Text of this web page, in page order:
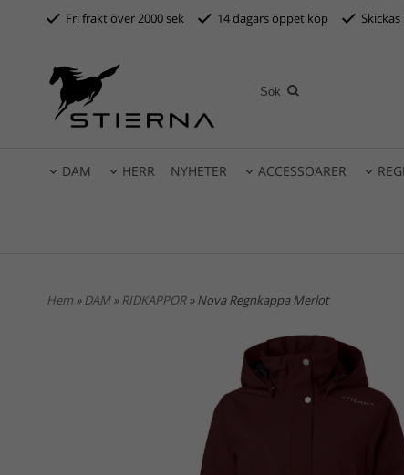
Fri frakt över 2000 sek 14 dagars öppet köp S
DAM HERR NYHETER ACCESSOARER
Hem »DAM»RIDKAPPOR» Nova Regnkappa Merlot